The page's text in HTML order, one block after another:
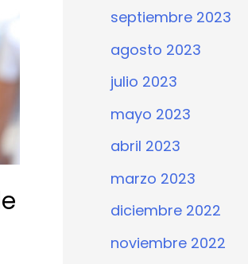
septiembre 2023
agosto 2023
julio 2023
mayo 2023
abril 2023
marzo 2023
diciembre 2022
noviembre 2022